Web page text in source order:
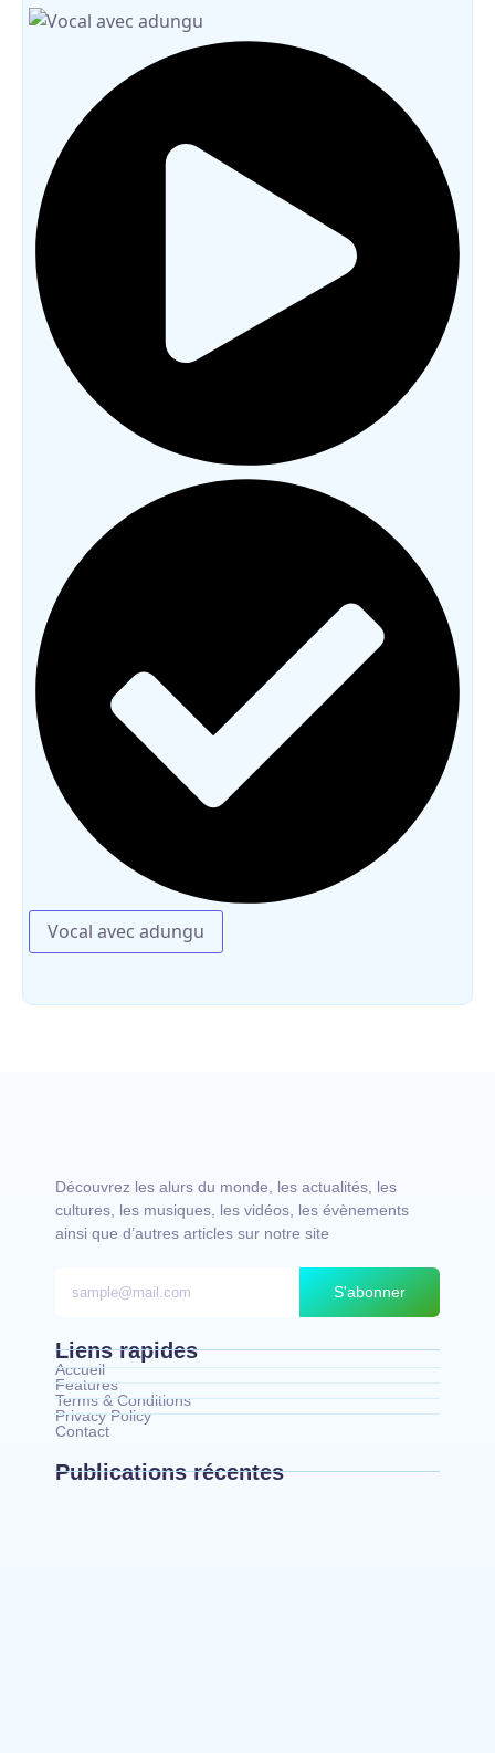
Vocal avec adungu
Découvrez les alurs du monde, les actualités, les
cultures, les musiques, les vidéos, les évènements
ainsi que d’autres articles sur notre site
S'abonner
Liens rapides
Accueil
Features
Terms & Conditions
Privacy Policy
Contact
Publications récentes